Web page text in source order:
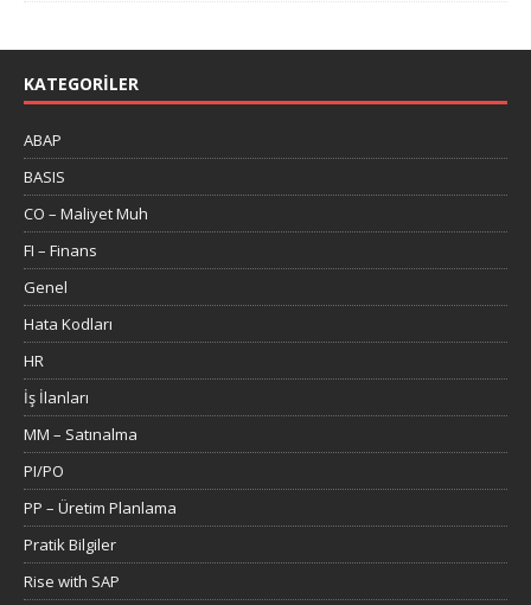
KATEGORILER
ABAP
BASIS
CO – Maliyet Muh
FI – Finans
Genel
Hata Kodları
HR
İş İlanları
MM – Satınalma
PI/PO
PP – Üretim Planlama
Pratik Bilgiler
Rise with SAP